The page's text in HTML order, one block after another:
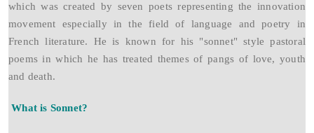
which was created by seven poets representing the innovation
movement especially in the field of language and poetry in
French literature. He is known for his "sonnet" style pastoral
poems in which he has treated themes of pangs of love, youth
and death.
What is Sonnet?